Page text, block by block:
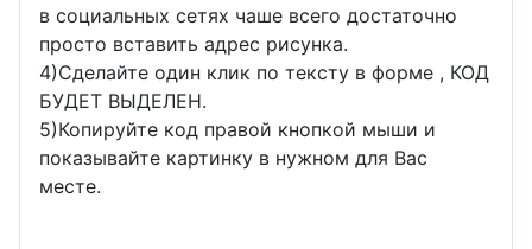
в социальных сетях чаше всего достаточно
просто вставить адрес рисунка.
4)Сделайте один клик по тексту в форме , КОД
БУДЕТ ВЫДЕЛЕН.
5)Копируйте код правой кнопкой мыши и
показывайте картинку в нужном для Вас
месте.